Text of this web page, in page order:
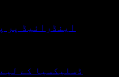
اینڈرائیڈ پر
ڈسلیکسیا کے